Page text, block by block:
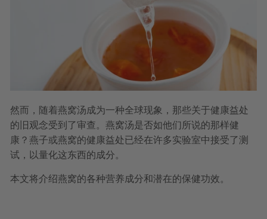
然而，随着燕窝汤成为一种全球现象，那些关于健康益处
的旧观念受到了审查。燕窝汤是否如他们所说的那样健
康？燕子或燕窝的健康益处已经在许多实验室中接受了测
试，以量化这东西的成分。
本文将介绍燕窝的各种营养成分和潜在的保健功效。